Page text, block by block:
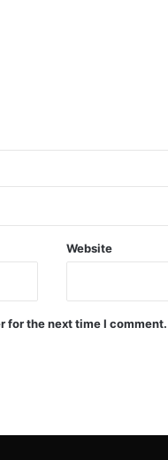
Website
for the next time I comment.